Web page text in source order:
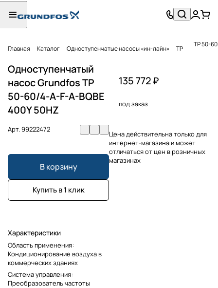
Главная Каталог Одноступенчатые насосы «ин-лайн» TP TP 50-
Одноступенчатый
насос Grundfos TP
50-60/4-A-F-A-BQBE
400Y 50HZ
Арт.99222472
В корзину
Купить в 1 клик
Характеристики
Область применения:
Кондиционирование воздуха в
коммерческих зданиях
Система управления:
Преобразователь частоты
135 772 ₽
под заказ
Цена действительна только для
интернет-магазина и может
отличаться от цен в розничных
магазинах